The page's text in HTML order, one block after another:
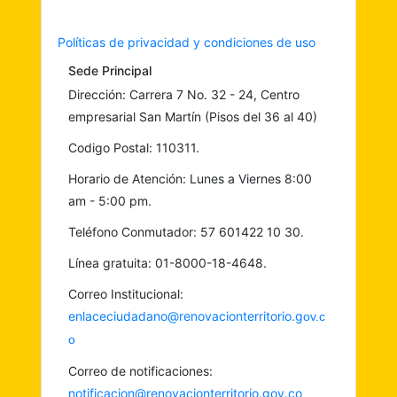
Sede Principal
Dirección: Carrera 7 No. 32 - 24, Centro
empresarial San Martín (Pisos del 36 al 40)
Codigo Postal: 110311.
Horario de Atención: Lunes a Viernes 8:00
am - 5:00 pm.
Teléfono Conmutador: 57 601422 10 30.
Línea gratuita: 01-8000-18-4648.
Correo Institucional:
enlaceciudadano@renovacionterritorio.gov.c
o
Correo de notificaciones:
notificacion@renovacionterritorio.gov.co
Políticas de privacidad y condiciones de uso